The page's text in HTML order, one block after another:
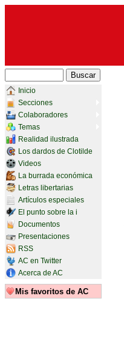
Inicio
Secciones
Colaboradores
Temas
Realidad ilustrada
Los dardos de Clotilde
Videos
La burrada económica
Letras libertarias
Artículos especiales
El punto sobre la i
Documentos
Presentaciones
RSS
AC en Twitter
Acerca de AC
Mis favoritos de AC